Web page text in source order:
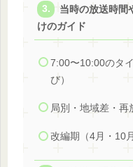
当時の放送時間
けのガイド
7:00〜10:00のタ
び）
局別・地域差・再
改編期（4月・10